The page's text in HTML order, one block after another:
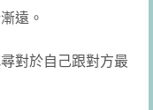
遠。
對於自己跟對方最